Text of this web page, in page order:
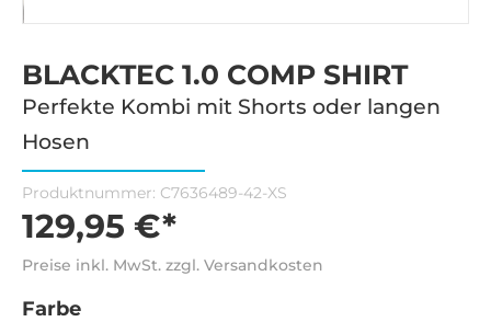
BLACKTEC 1.0 COMP SHIRT
Perfekte Kombi mit Shorts oder langen
Hosen
Produktnummer: C7636489-42-XS
129,95 €*
Preise inkl. MwSt. zzgl. Versandkosten
Farbe